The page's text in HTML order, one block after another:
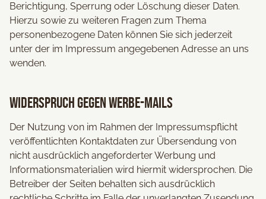
Berichtigung, Sperrung oder Löschung dieser Daten.
Hierzu sowie zu weiteren Fragen zum Thema
personenbezogene Daten können Sie sich jederzeit
unter der im Impressum angegebenen Adresse an uns
wenden.
Widerspruch gegen Werbe-Mails
Der Nutzung von im Rahmen der Impressumspflicht
veröffentlichten Kontaktdaten zur Übersendung von
nicht ausdrücklich angeforderter Werbung und
Informationsmaterialien wird hiermit widersprochen. Die
Betreiber der Seiten behalten sich ausdrücklich